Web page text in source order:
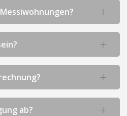
ab?